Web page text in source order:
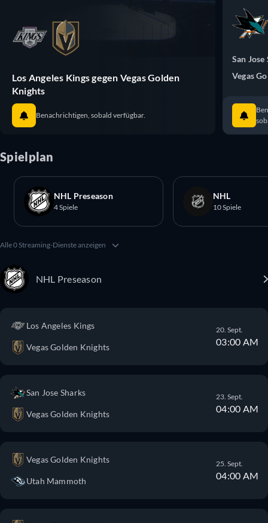
Los Angeles Kings gegen Vegas Golden
Knights
Benachrichtigen, sobald verfügbar.
San Jose
Vegas
Spielplan
NHL Preseason
4 Spiele
NHL
10 Spiele
Alle 0 Streaming-Dienste anzeigen
NHL Preseason
Los Angeles Kings
Vegas Golden Knights
20. Sept.
03:00 AM
San Jose Sharks
Vegas Golden Knights
23. Sept.
04:00 AM
Vegas Golden Knights
Utah Mammoth
25. Sept.
04:00 AM